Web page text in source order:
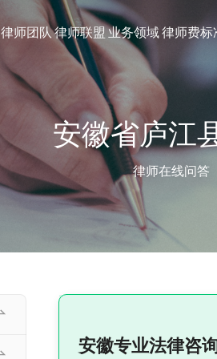
律师团队律师联盟业务领域律师费标
安徽省庐江
律师在线问答
安徽专业法律咨